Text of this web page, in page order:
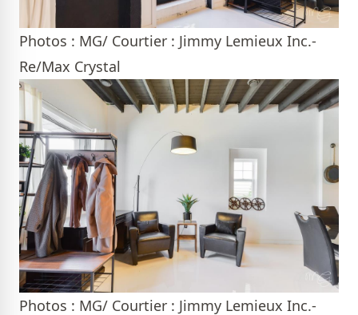
Photos : MG/ Courtier : Jimmy Lemieux Inc.-
Re/Max Crystal
Photos : MG/ Courtier : Jimmy Lemieux Inc.-